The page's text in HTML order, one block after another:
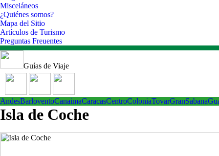
Misceláneos
¿Quiénes somos?
Mapa del Sitio
Artículos de Turismo
Preguntas Freuentes
Guías de Viaje
AndesBarloventoCanaimaCaracasCentroColoniaTovarGranSabana
Isla de Coche